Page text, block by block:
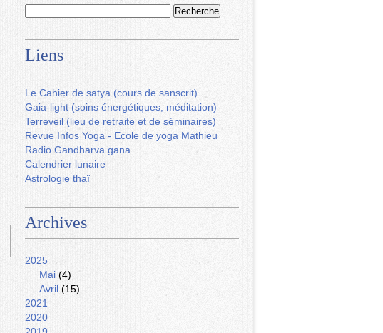
Liens
Le Cahier de satya (cours de sanscrit)
Gaia-light (soins énergétiques, méditation)
Terreveil (lieu de retraite et de séminaires)
Revue Infos Yoga - Ecole de yoga Mathieu
Radio Gandharva gana
Calendrier lunaire
Astrologie thaï
Archives
2025
Mai (4)
Avril (15)
2021
2020